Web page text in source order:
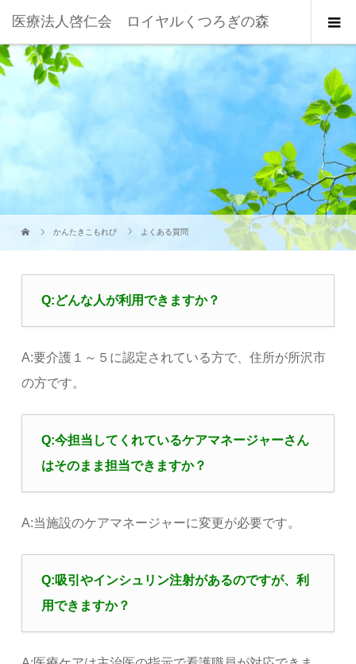
医療法人啓仁会 ロイヤルくつろぎの森
かんたきこもれび よくある質問
Q:どんな人が利用できますか？
A:要介護１～５に認定されている方で、住所が所沢市
の方です。
Q:今担当してくれているケアマネージャーさん
はそのまま担当できますか？
A:当施設のケアマネージャーに変更が必要です。
Q:吸引やインシュリン注射があるのですが、利
用できますか？